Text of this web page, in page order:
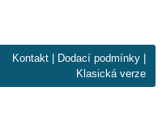
Kontakt Dodací podmínky